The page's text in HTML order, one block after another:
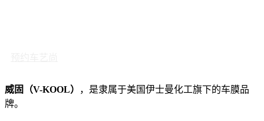
威固（V-KOOL）
，是隶属于美国伊士曼化工旗下的车膜品
牌。